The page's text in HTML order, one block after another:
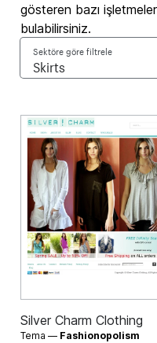
gösteren bazı
bulabilirsiniz.
Sektöre göre filtrele
Silver Charm Clothing
Tema — Fashionopolism